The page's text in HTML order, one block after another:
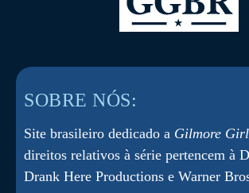
SOBRE NÓS:
Site brasileiro dedicado a Gilmore
direitos relativos à série pertencem à
Drank Here Productions e Warner